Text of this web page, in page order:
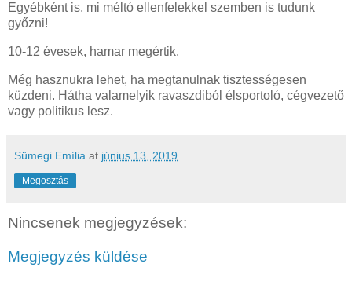
Egyébként is, mi méltó ellenfelekkel szemben is tudunk
győzni!
10-12 évesek, hamar megértik.
Még hasznukra lehet, ha megtanulnak tisztességesen
küzdeni. Hátha valamelyik ravaszdiból élsportoló, cégvezető
vagy politikus lesz.
Sümegi Emília at június 13, 2019
Megosztás
Nincsenek megjegyzések:
Megjegyzés küldése